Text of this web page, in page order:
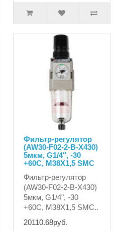
Фильтр-регулятор
(AW30-F02-2-B-X430)
5мкм, G1/4", -30
+60C, М38X1,5 SMC
Фильтр-регулятор
(AW30-F02-2-B-X430)
5мкм, G1/4", -30
+60C, М38X1,5 SMC..
20110.68руб.